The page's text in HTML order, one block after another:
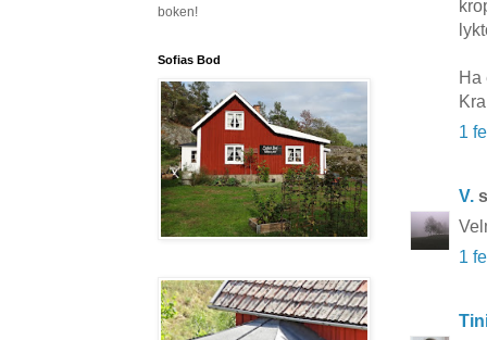
Ha
1
V.
1
boken!
Sofias Bod